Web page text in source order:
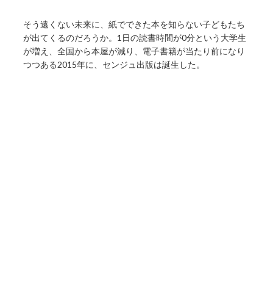
そう遠くない未来に、紙でできた本を知らない子どもたち
が出てくるのだろうか。1日の読書時間が0分という大学生
が増え、全国から本屋が減り、電子書籍が当たり前になり
つつある2015年に、センジュ出版は誕生した。